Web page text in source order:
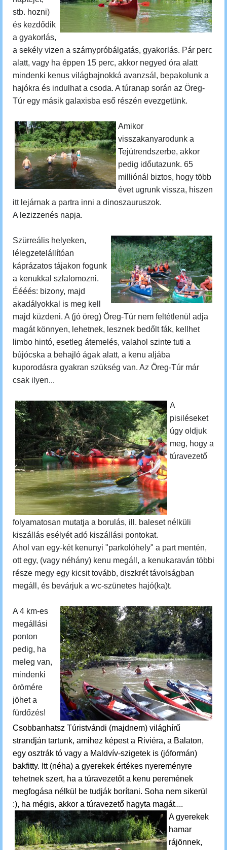
stb. hozni)
és kezdődik
a gyakorlás,
a sekély vizen a szárnypróbálgatás, gyakorlás. Pár perc
alatt, vagy ha éppen 15 perc, akkor negyed óra alatt
mindenki kenus világbajnokká avanzsál, bepakolunk a
hajókra és indulhat a csoda. A túranap során az Öreg-
Túr egy másik galaxisba eső részén evezgetünk.
Amikor
visszakanyarodunk a
Tejútrendszerbe, akkor
pedig időutazunk. 65
milliónál biztos, hogy több
évet ugrunk vissza, hiszen
itt lejárnak a partra inni a dinoszauruszok.
A lezizzenés napja.
Szürreális helyeken,
lélegzetelállítóan
káprázatos tájakon fogunk
a kenukkal szlalomozni.
Éééés: bizony, majd
akadályokkal is meg kell
majd küzdeni. A (jó öreg) Öreg-Túr nem feltétlenül adja
magát könnyen, lehetnek, lesznek bedőlt fák, kellhet
limbo hintó, esetleg átemelés, valahol szinte tuti a
bújócska a behajló ágak alatt, a kenu aljába
kuporodásra gyakran szükség van. Az Öreg-Túr már
csak ilyen...
A
pisiléseket
úgy oldjuk
meg, hogy a
túravezető
folyamatosan mutatja a borulás, ill. baleset nélküli
kiszállás esélyét adó kiszállási pontokat.
Ahol van egy-két kenunyi "parkolóhely" a part mentén,
ott egy, (vagy néhány) kenu megáll, a kenukaraván többi
része megy egy kicsit tovább, diszkrét távolságban
megáll, és bevárjuk a wc-szünetes hajó(ka)t.
A 4 km-es
megállási
ponton
pedig, ha
meleg van,
mindenki
örömére
jöhet a
fürdőzés!
Csobbanhatsz Túristvándi (majdnem) világhírű
strandján tartunk, amihez képest a Riviéra, a Balaton,
egy osztrák tó vagy a Maldvív-szigetek is (jóformán)
bakfitty. Itt (néha) a gyerekek értékes nyereményre
tehetnek szert, ha a túravezetőt a kenu peremének
megfogása nélkül be tudják borítani. Soha nem sikerül
:), ha mégis, akkor a túravezető hagyta magát....
A gyerekek
hamar
rájönnek,